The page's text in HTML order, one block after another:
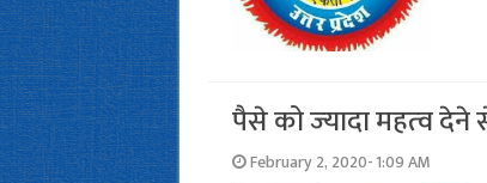
पैसे को ज्‍यादा महत्‍व देने
February 2, 2020- 1:09 AM